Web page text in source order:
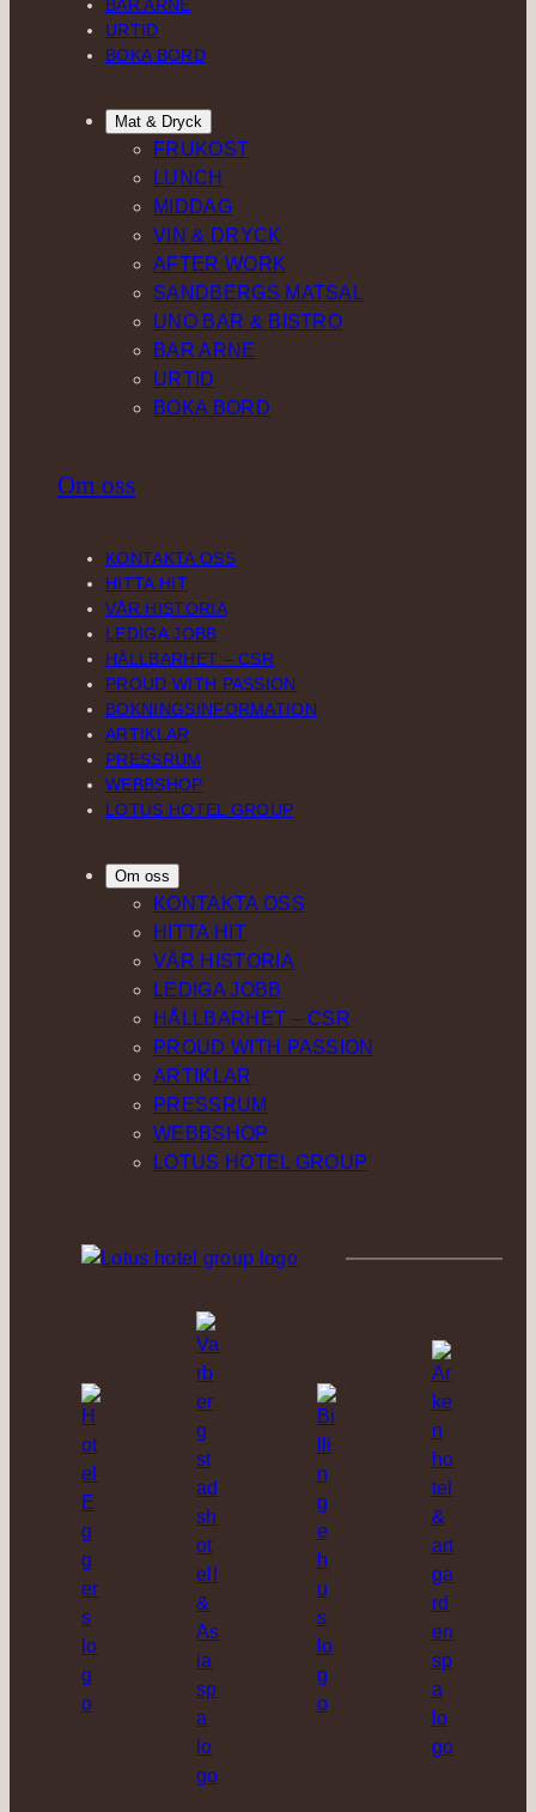
BAR ARNE
URTID
BOKA BORD
Mat & Dryck
FRUKOST
LUNCH
MIDDAG
VIN & DRYCK
AFTER WORK
SANDBERGS MATSAL
UNO BAR & BISTRO
BAR ARNE
URTID
BOKA BORD
Om oss
KONTAKTA OSS
HITTA HIT
VÅR HISTORIA
LEDIGA JOBB
HÅLLBARHET – CSR
PROUD WITH PASSION
BOKNINGSINFORMATION
ARTIKLAR
PRESSRUM
WEBBSHOP
LOTUS HOTEL GROUP
Om oss
KONTAKTA OSS
HITTA HIT
VÅR HISTORIA
LEDIGA JOBB
HÅLLBARHET – CSR
PROUD WITH PASSION
ARTIKLAR
PRESSRUM
WEBBSHOP
LOTUS HOTEL GROUP